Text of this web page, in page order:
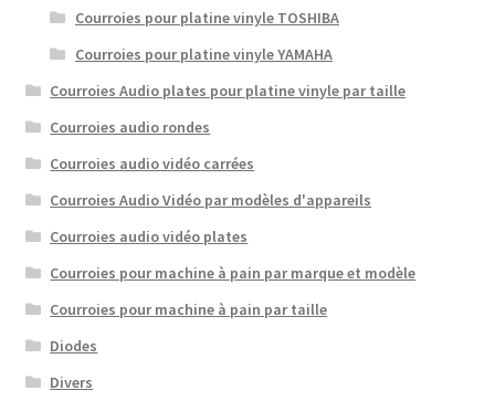
Courroies pour platine vinyle TOSHIBA
Courroies pour platine vinyle YAMAHA
Courroies Audio plates pour platine vinyle par taille
Courroies audio rondes
Courroies audio vidéo carrées
Courroies Audio Vidéo par modèles d'appareils
Courroies audio vidéo plates
Courroies pour machine à pain par marque et modèle
Courroies pour machine à pain par taille
Diodes
Divers